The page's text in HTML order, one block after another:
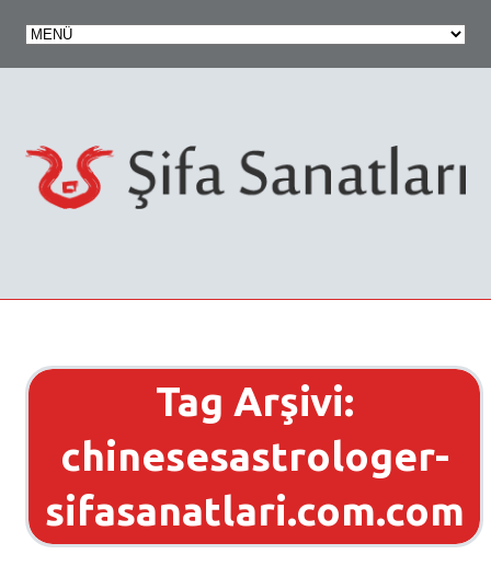
Tag Arşivi:
chinesesastrologer-
sifasanatlari.com.com